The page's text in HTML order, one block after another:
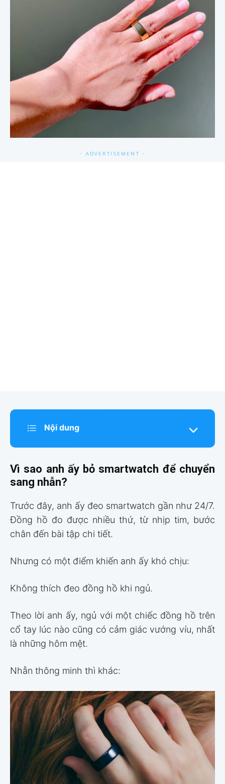
- ADVERTISEMENT -
Nội dung
Vì sao anh ấy bỏ smartwatch để chuyển
sang nhẫn?
Trước đây, anh ấy đeo smartwatch gần như 24/7.
Đồng hồ đo được nhiều thứ, từ nhịp tim, bước
chân đến bài tập chi tiết.
Nhưng có một điểm khiến anh ấy khó chịu:
Không thích đeo đồng hồ khi ngủ.
Theo lời anh ấy, ngủ với một chiếc đồng hồ trên
cổ tay lúc nào cũng có cảm giác vướng víu, nhất
là những hôm mệt.
Nhẫn thông minh thì khác: